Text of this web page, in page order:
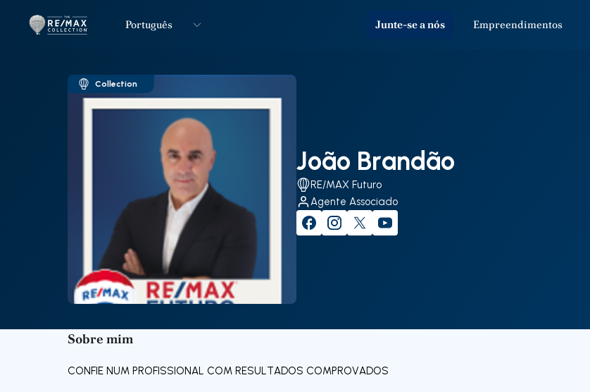
LogoIr para página inicial
Português Junte-se a nós Empreendimentos
Collection
João Brandão
RE/MAX Futuro
Agente Associado
Sobre mim
CONFIE NUM PROFISSIONAL COM RESULTADOS COMPROVADOS